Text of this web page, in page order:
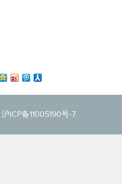
沪ICP备11005190号-7